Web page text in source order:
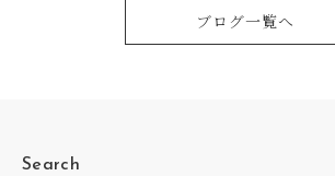
ブログ一覧へ
Search